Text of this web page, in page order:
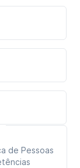
de Pessoas